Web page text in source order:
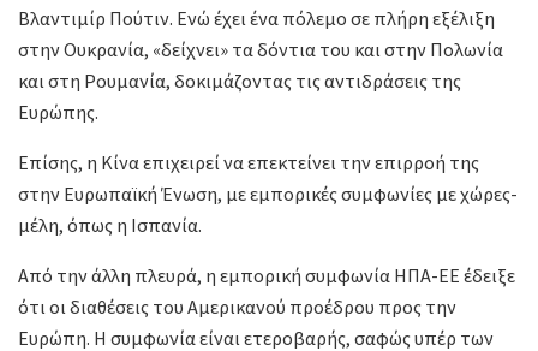
Βλαντιμίρ Πούτιν. Ενώ έχει ένα πόλεμο σε πλήρη εξέλιξη
στην Ουκρανία, «δείχνει» τα δόντια του και στην Πολωνία
και στη Ρουμανία, δοκιμάζοντας τις αντιδράσεις της
Ευρώπης.
Επίσης, η Κίνα επιχειρεί να επεκτείνει την επιρροή της
στην Ευρωπαϊκή Ένωση, με εμπορικές συμφωνίες με χώρες-
μέλη, όπως η Ισπανία.
Από την άλλη πλευρά, η εμπορική συμφωνία ΗΠΑ-ΕΕ έδειξε
ότι οι διαθέσεις του Αμερικανού προέδρου προς την
Ευρώπη. Η συμφωνία είναι ετεροβαρής, σαφώς υπέρ των